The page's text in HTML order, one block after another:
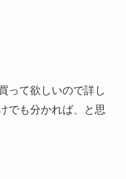
って欲しいので詳し
でも分かれば、と思